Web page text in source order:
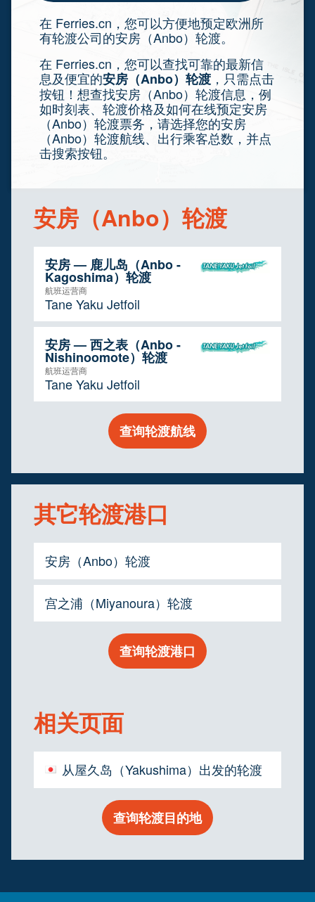
在 Ferries.cn，您可以方便地预定欧洲所
有轮渡公司的安房（Anbo）轮渡。
在 Ferries.cn，您可以查找可靠的最新信
息及便宜的安房（Anbo）轮渡 ，只需点击
按钮！想查找安房（Anbo）轮渡信息，例
如时刻表、轮渡价格及如何在线预定安房
（Anbo）轮渡票务，请选择您的安房
（Anbo）轮渡航线、出行乘客总数，并点
击搜索按钮。
安房（Anbo）轮渡
安房 — 鹿儿岛（Anbo -
Kagoshima）轮渡
航班运营商
Tane Yaku Jetfoil
安房 — 西之表（Anbo -
Nishinoomote）轮渡
航班运营商
Tane Yaku Jetfoil
查询轮渡航线
其它轮渡港口
安房（Anbo）轮渡
宫之浦（Miyanoura）轮渡
查询轮渡港口
相关页面
从屋久岛（Yakushima）出发的轮渡
查询轮渡目的地